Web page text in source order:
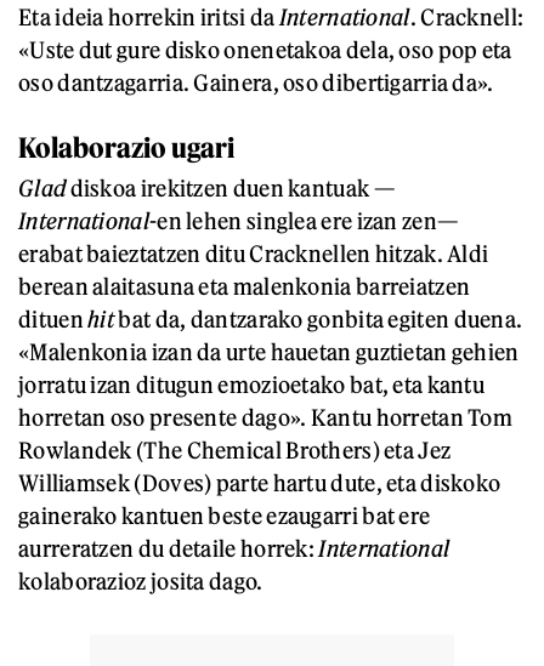
Eta ideia horrekin iritsi da International. Cracknell:
«Uste dut gure disko onenetakoa dela, oso pop eta
oso dantzagarria. Gainera, oso dibertigarria da».
Kolaborazio ugari
Gladdiskoa irekitzen duen kantuak —
International-en lehen singlea ere izan zen—
erabat baieztatzen ditu Cracknellen hitzak. Aldi
berean alaitasuna eta malenkonia barreiatzen
dituenhitbat da, dantzarako gonbita egiten duena.
«Malenkonia izan da urte hauetan guztietan gehien
jorratu izan ditugun emozioetako bat, eta kantu
horretan oso presente dago». Kantu horretan Tom
Rowlandek (The Chemical Brothers) eta Jez
Williamsek (Doves) parte hartu dute, eta diskoko
gainerako kantuen beste ezaugarri bat ere
aurreratzen du detaile horrek: International
kolaborazioz josita dago.